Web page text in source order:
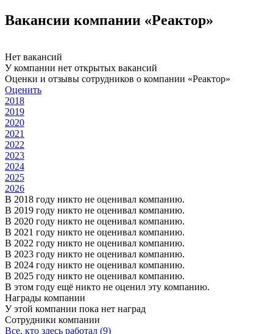
Вакансии компании «Реактор»
Нет вакансий
У компании нет открытых вакансий
Оценки и отзывы сотрудников о компании «Реактор»
Оценить
2018
2019
2020
2021
2022
2023
2024
2025
2026
В 2018 году никто не оценивал компанию.
В 2019 году никто не оценивал компанию.
В 2020 году никто не оценивал компанию.
В 2021 году никто не оценивал компанию.
В 2022 году никто не оценивал компанию.
В 2023 году никто не оценивал компанию.
В 2024 году никто не оценивал компанию.
В 2025 году никто не оценивал компанию.
В этом году ещё никто не оценил эту компанию.
Награды компании
У этой компании пока нет наград
Сотрудники компании
Все, кто здесь работал (9)